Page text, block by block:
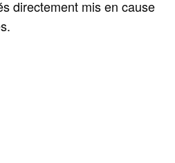
directement mis en cause